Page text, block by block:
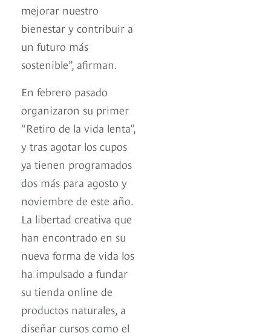
mejorar nuestro
bienestar y contribuir a
un futuro más
sostenible”, afirman.
En febrero pasado
organizaron su primer
“Retiro de la vida lenta”,
y tras agotar los cupos
ya tienen programados
dos más para agosto y
noviembre de este año.
La libertad creativa que
han encontrado en su
nueva forma de vida los
ha impulsado a fundar
su tienda online de
productos naturales, a
diseñar cursos como el